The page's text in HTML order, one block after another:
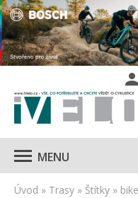
MENU
Úvod » Trasy » Štítky » bike